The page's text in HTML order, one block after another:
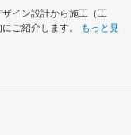
イン設計から施工（工
ご紹介します。
もっと見